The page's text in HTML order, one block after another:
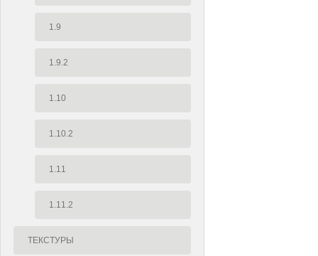
1.9
1.9.2
1.10
1.10.2
1.11
1.11.2
ТЕКСТУРЫ